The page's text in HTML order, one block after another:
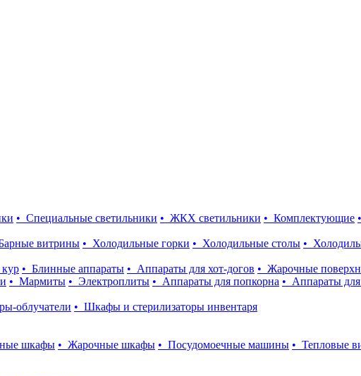
• Специальные светильники • ЖКХ светильники • Комплектующие
витрины • Холодильные горки • Холодильные столы •
• Блинные аппараты • Аппараты для хот-догов • Жарочные
• Мармиты • Электроплиты • Аппараты для попкорна • Аппараты
облучатели • Шкафы и стерилизаторы инвентаря
шкафы • Жарочные шкафы • Посудомоечные машины • Тепловые